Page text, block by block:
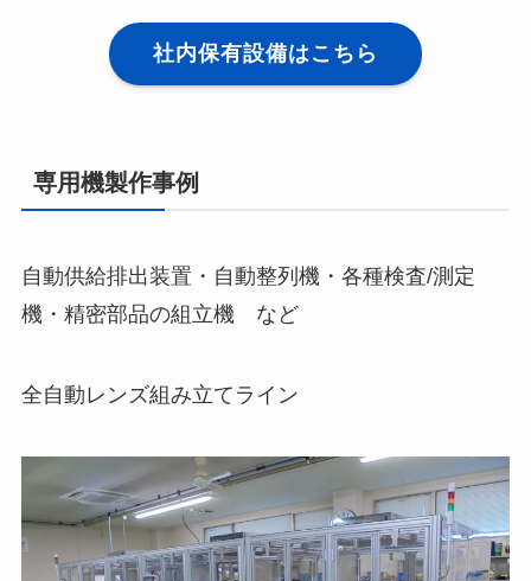
社内保有設備はこちら
専用機製作事例
自動供給排出装置・自動整列機・各種検査/測定
機・精密部品の組立機 など
全自動レンズ組み立てライン